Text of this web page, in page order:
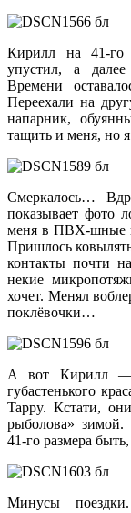
Кирилл на 41-го
упустил, а
Времени
Переехали на
напарник,
тащить и меня, но я
Смеркалось…
показывает фото
меня в ПВХ-шные
Пришлось
контакты почти
некие
хочет. Менял
поклёвочки…
А вот Кирилл —
губастенького
Tappy. Кстати,
рыболова»
41-го размера
Минусы